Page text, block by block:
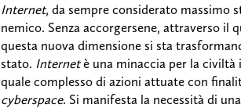
Internet, da sempre considerato massimo
nemico. Senza accorgersene, attraverso il
questa nuova dimensione si sta
stato. Internetè una minaccia per la civiltà
quale complesso di azioni attuate con
cyberspace. Si manifesta la necessità di